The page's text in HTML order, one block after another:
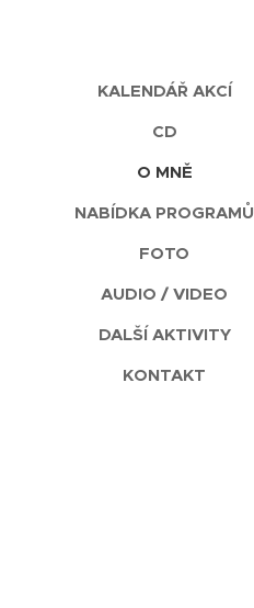
KALENDÁŘ AKCÍ
CD
O MNĚ
NABÍDKA PROGRAMŮ
FOTO
AUDIO / VIDEO
DALŠÍ AKTIVITY
KONTAKT